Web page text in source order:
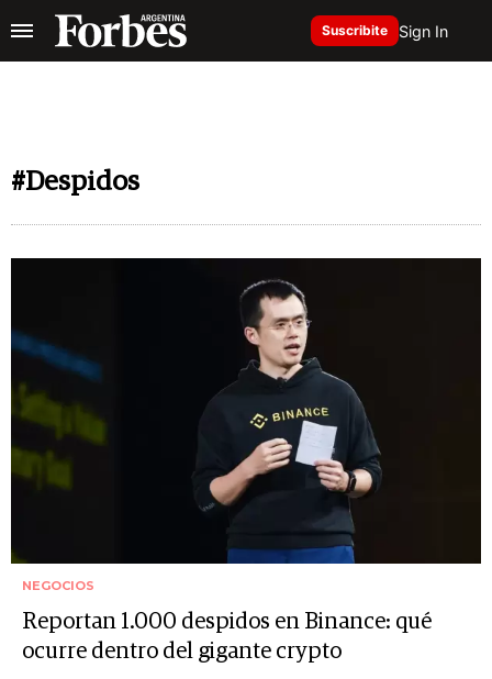
Suscribite Sign In
#Despidos
NEGOCIOS
Reportan 1.000 despidos en Binance: qué
ocurre dentro del gigante crypto